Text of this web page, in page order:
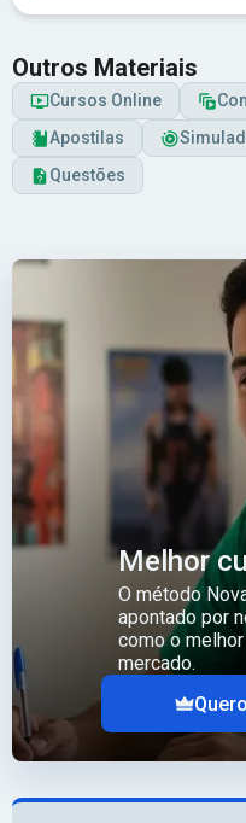
Outros Materiais
Cursos Online
Apostilas
Questões
Melhor
O método
apontado por
como o
mercado.